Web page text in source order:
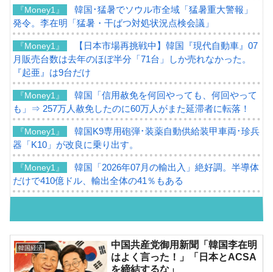
『Money1』
韓国･猛暑でソウル市全域「猛暑重大警報」
発令。李在明「猛暑・干ばつ対処状況点検会議」
『Money1』
【日本市場再挑戦中】韓国『現代自動車』07
月販売台数は去年のほぼ半分「71台」しか売れなかった。
『起亜』は9台だけ
『Money1』
韓国「信用赦免を何回やっても、何回やって
も」⇒ 257万人赦免したのに60万人がまた延滞者に転落！
『Money1』
韓国K9専用砲弾･装薬自動供給装甲車両･珍兵
器「K10」が改良に乗り出す。
『Money1』
韓国「2026年07月の輸出入」絶好調。半導体
だけで410億ドル、輸出全体の41％もある
『Money1』
【韓国の外貨準備】2026年07月は4,279億ド
ル。外平債の発行「19.4億ドル」
韓国経済
中国共産党御用新聞「韓国李在明
はよく言った！」「日本とACSA
を締結するな」